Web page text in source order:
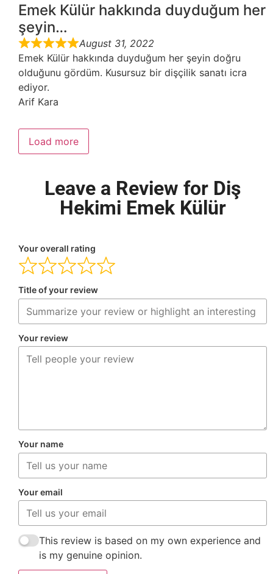
Emek Külür hakkında duyduğum her
şeyin…
August 31, 2022
Emek Külür hakkında duyduğum her şeyin doğru
olduğunu gördüm. Kusursuz bir dişçilik sanatı icra
ediyor.
Arif Kara
Load more
Leave a Review for Diş
Hekimi Emek Külür
Your overall rating
Title of your review
Your review
Your name
Your email
This review is based on my own experience and
is my genuine opinion.